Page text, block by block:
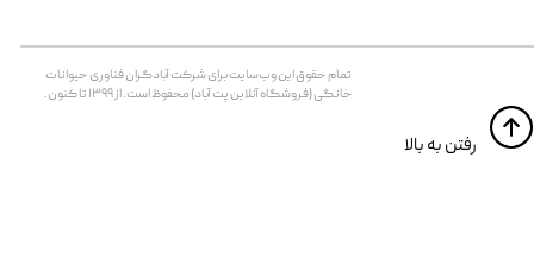
تمام حقوق اين وب‌سايت برای شرکت آبادگران فناوری حیوانات
خانگی (فروشگاه آنلاین پت آباد) محفوظ است. از ۱۳۹۹ تا کنون.
​​رفتن به بالا